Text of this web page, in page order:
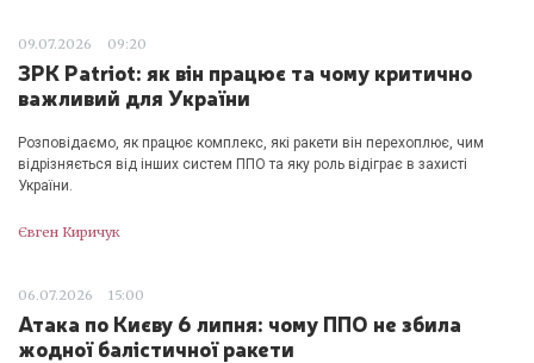
09.07.2026 09:20
ЗРК Patriot: як він працює та чому критично
важливий для України
Розповідаємо, як працює комплекс, які ракети він перехоплює, чим
відрізняється від інших систем ППО та яку роль відіграє в захисті
України.
Євген Киричук
06.07.2026 15:00
Атака по Києву 6 липня: чому ППО не збила
жодної балістичної ракети